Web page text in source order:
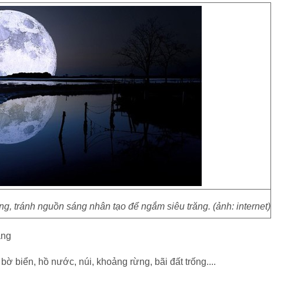
tránh nguồn sáng nhân tạo để ngắm siêu trăng. (ảnh: internet)
biển, hồ nước, núi, khoảng rừng, bãi đất trống....